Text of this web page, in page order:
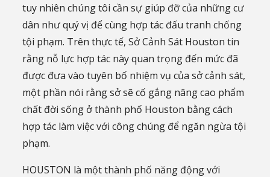
tuy nhiên chúng tôi cần sự giúp đỡ của những cư
dân như quý vị để cùng hợp tác đấu tranh chống
tội phạm. Trên thực tế, Sở Cảnh Sát Houston tin
rằng nỗ lực hợp tác này quan trọng đến mức đã
được đưa vào tuyên bố nhiệm vụ của sở cảnh sát,
một phần nói rằng sở sẽ cố gắng nâng cao phẩm
chất đời sống ở thành phố Houston bằng cách
hợp tác làm việc với công chúng để ngăn ngừa tội
phạm.
HOUSTON là một thành phố năng động với